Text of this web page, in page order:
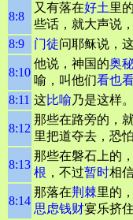
8:8
又有落在好土里
些话，就大声说，
8:9
门徒问耶稣说，
8:10
他说，神国的奥
喻，叫他们看也
8:11 这比喻乃是这样
8:12
那些在路旁的，
里把道夺去，恐
8:13
那些在磐石上的
根 ，不过暂时相
8:14
那落在荆棘里的
思虑钱财宴乐挤